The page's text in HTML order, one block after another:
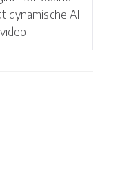
dynamische AI
video